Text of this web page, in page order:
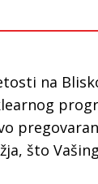
na
što